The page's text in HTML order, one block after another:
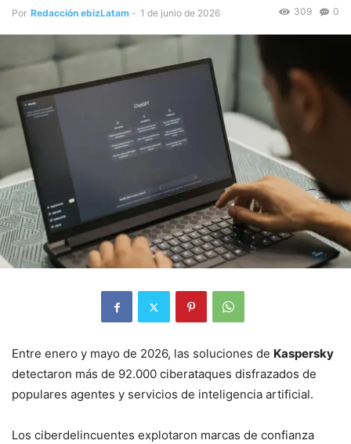
Por Redacción ebizLatam - 1 de junio de 2026 0
309
Entre enero y mayo de 2026, las soluciones de Kaspersky
detectaron más de 92.000 ciberataques disfrazados de
populares agentes y servicios de inteligencia artificial.
Los ciberdelincuentes explotaron marcas de confianza